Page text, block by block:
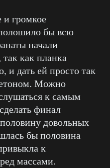
громкое
бы всю
начали
как планка
и дать ей просто так
Можно
к самым
финал
довольных
бы половина
к
массами.